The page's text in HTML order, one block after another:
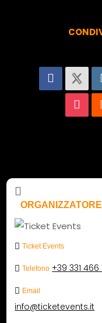
ORGANIZZATORE
Ticket Events
Telefono +39 331 466
Email
info@ticketevents.it